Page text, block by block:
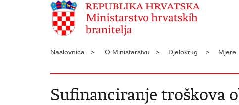
Naslovnica > O Ministarstvu > Djelokrug >
Sufinanciranje troškova